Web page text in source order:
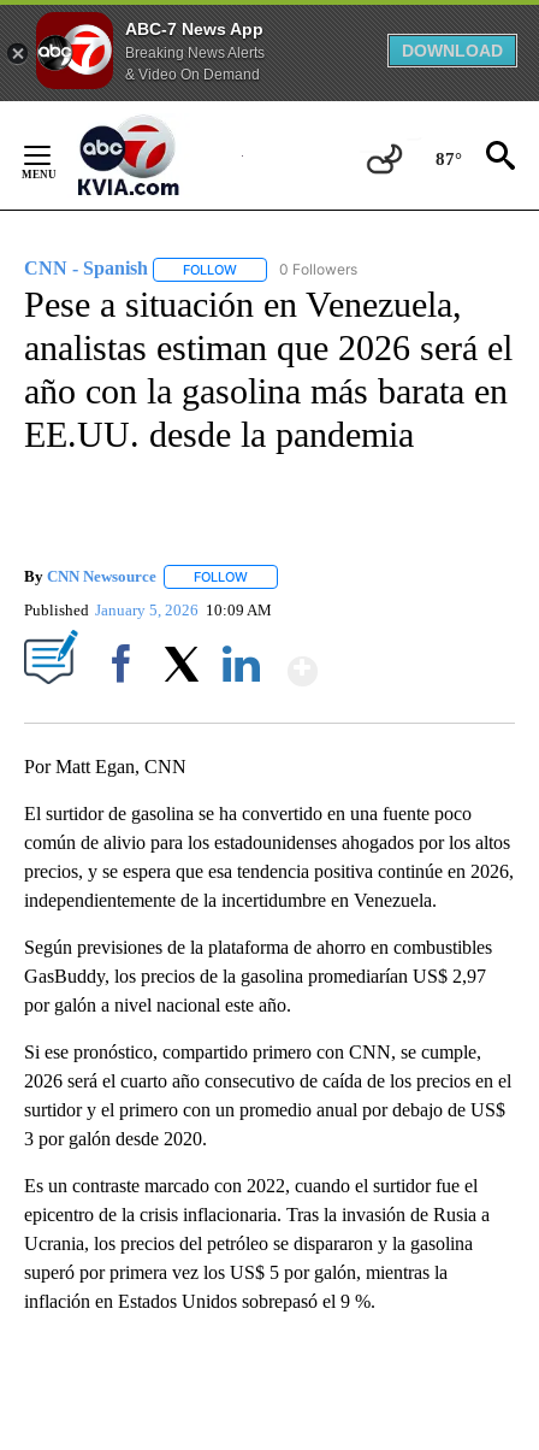
ABC-7 News App
Breaking News Alerts
& Video On Demand
DOWNLOAD
Content
87°
CNN - Spanish FOLLOW FOLLOW "CNN - SPANISH" TO RECEIVE
0 Followers
Pese a situación en Venezuela,
analistas estiman que 2026 será el
año con la gasolina más barata en
EE.UU. desde la pandemia
By CNN Newsource FOLLOW
Published January 5, 2026 10:09 AM
Por Matt Egan, CNN
El surtidor de gasolina se ha convertido en una fuente poco
común de alivio para los estadounidenses ahogados por los altos
precios, y se espera que esa tendencia positiva continúe en 2026,
independientemente de la incertidumbre en Venezuela.
Según previsiones de la plataforma de ahorro en combustibles
GasBuddy, los precios de la gasolina promediarían US$ 2,97
por galón a nivel nacional este año.
Si ese pronóstico, compartido primero con CNN, se cumple,
2026 será el cuarto año consecutivo de caída de los precios en el
surtidor y el primero con un promedio anual por debajo de US$
3 por galón desde 2020.
Es un contraste marcado con 2022, cuando el surtidor fue el
epicentro de la crisis inflacionaria. Tras la invasión de Rusia a
Ucrania, los precios del petróleo se dispararon y la gasolina
superó por primera vez los US$ 5 por galón, mientras la
inflación en Estados Unidos sobrepasó el 9 %.